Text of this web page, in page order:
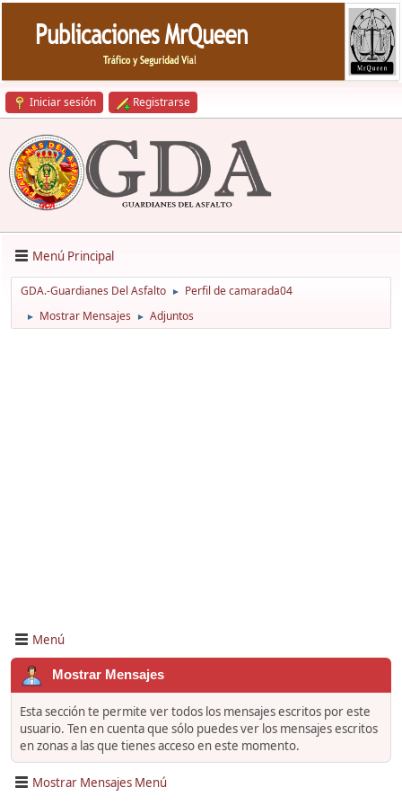
Iniciar sesión Registrarse
Menú Principal
GDA.-Guardianes Del Asfalto ► Perfil de camarada04
► Mostrar Mensajes ► Adjuntos
Menú
Mostrar Mensajes
Esta sección te permite ver todos los mensajes escritos por este
usuario. Ten en cuenta que sólo puedes ver los mensajes escritos
en zonas a las que tienes acceso en este momento.
Mostrar Mensajes Menú